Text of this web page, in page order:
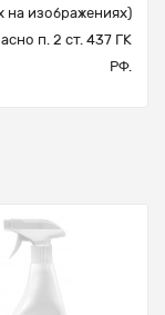
на изображениях)
п. 2 ст. 437 ГК
РФ.